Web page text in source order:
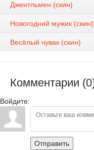
Джентльмен (скин)
Новогодний мужик (скин)
Весёлый чувак (скин)
Комментарии
Войдите:
Отправить